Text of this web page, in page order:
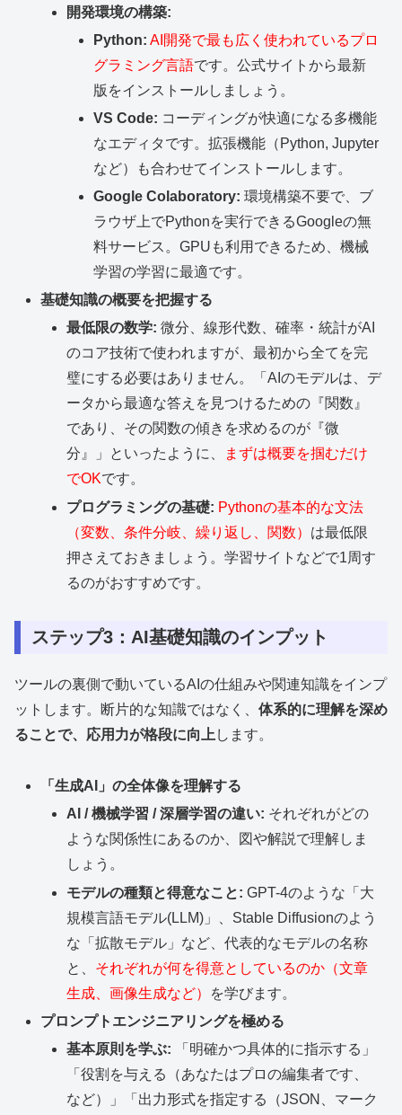
開発環境の構築:
Python: AI開発で最も広く使われているプロ
グラミング言語です。公式サイトから最新
版をインストールしましょう。
VS Code: コーディングが快適になる多機能
なエディタです。拡張機能（Python, Jupyter
など）も合わせてインストールします。
Google Colaboratory: 環境構築不要で、ブ
ラウザ上でPythonを実行できるGoogleの無
料サービス。GPUも利用できるため、機械
学習の学習に最適です。
基礎知識の概要を把握する
最低限の数学: 微分、線形代数、確率・統計がAI
のコア技術で使われますが、最初から全てを完
璧にする必要はありません。「AIのモデルは、デ
ータから最適な答えを見つけるための『関数』
であり、その関数の傾きを求めるのが『微
分』」といったように、
まずは概要を掴むだけ
でOKです。
プログラミングの基礎: Pythonの基本的な文法
（変数、条件分岐、繰り返し、関数） は最低限
押さえておきましょう。学習サイトなどで1周す
るのがおすすめです。
ステップ3：AI基礎知識のインプット
ツールの裏側で動いているAIの仕組みや関連知識をインプ
ットします。断片的な知識ではなく、 体系的に理解を深め
ることで、応用力が格段に向上します。
「生成AI」の全体像を理解する
AI / 機械学習 / 深層学習の違い: それぞれがどの
ような関係性にあるのか、図や解説で理解しま
しょう。
モデルの種類と得意なこと: GPT-4のような「大
規模言語モデル(LLM)」、Stable Diffusionのよう
な「拡散モデル」など、代表的なモデルの名称
と、 それぞれが何を得意としているのか（文章
生成、画像生成など） を学びます。
プロンプトエンジニアリングを極める
基本原則を学ぶ: 「明確かつ具体的に指示する」
「役割を与える（あなたはプロの編集者です、
など）」「出力形式を指定する（JSON、マーク